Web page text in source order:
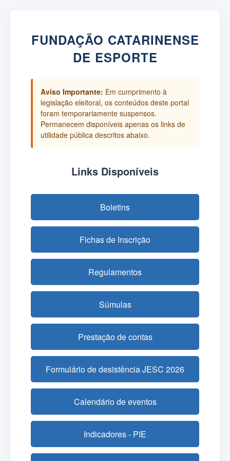
FUNDAÇÃO CATARINENSE
DE ESPORTE
Aviso Importante: Em cumprimento à
legislação eleitoral, os conteúdos deste portal
foram temporariamente suspensos.
Permanecem disponíveis apenas os links de
utilidade pública descritos abaixo.
Links Disponíveis
Boletins
Fichas de Inscrição
Regulamentos
Súmulas
Prestação de contas
Formulário de desistência JESC 2026
Calendário de eventos
Indicadores - PIE